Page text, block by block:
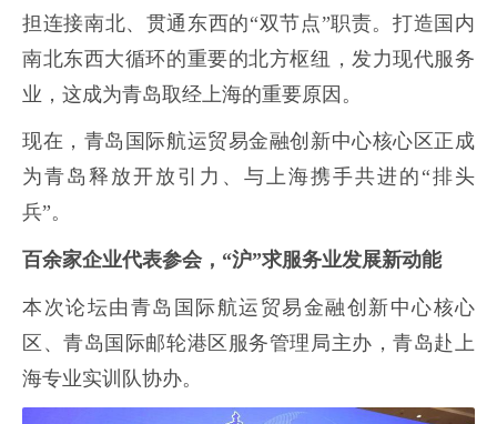
担连接南北、贯通东西的“双节点”职责。打造国内
南北东西大循环的重要的北方枢纽，发力现代服务
业，这成为青岛取经上海的重要原因。
现在，青岛国际航运贸易金融创新中心核心区正成
为青岛释放开放引力、与上海携手共进的“排头
兵”。
百余家企业代表参会，“沪”求服务业发展新动能
本次论坛由青岛国际航运贸易金融创新中心核心
区、青岛国际邮轮港区服务管理局主办，青岛赴上
海专业实训队协办。